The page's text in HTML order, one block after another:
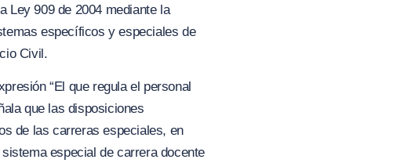
Ley 909 de 2004 mediante la
específicos y especiales de
Civil.
“El que regula el personal
que las disposiciones
de las carreras especiales, en
especial de carrera docente